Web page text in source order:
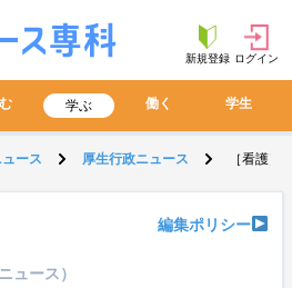
新規登録 ログイン
学ぶ 働く 学生
ース 厚生行政ニュース ［看護
編集ポリシー
ュース）